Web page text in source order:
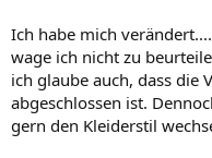
Ich habe mich
wage ich nicht zu
ich glaube auch, dass die
abgeschlossen ist.
gern den Kleiderstil